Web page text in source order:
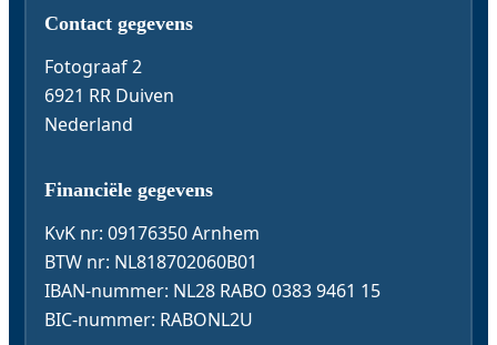
Contact & Gegevens
Contact gegevens
Fotograaf 2
6921 RR Duiven
Nederland
Financiële gegevens
KvK nr: 09176350 Arnhem
BTW nr: NL818702060B01
IBAN-nummer: NL28 RABO 0383 9461 15
BIC-nummer: RABONL2U